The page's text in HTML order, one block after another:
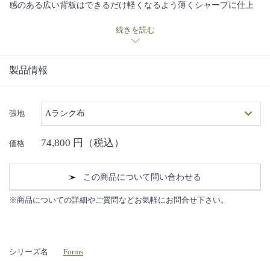
感のある広い背板はできるだけ軽くなるよう薄くシャープに仕上
シートにはダイメトロールという布バネを使用し、軽量化に貢
使いいただけるパールトーン加工(撥水・防汚加工)も合わせてお勧
オーク・ブラックウォールナットの2樹種対応
背板にかぶせるだけでソフトな掛け心地に変身する簡単着脱のク
■日進木工の手しごと・ものづくりへの想いの動画はこちら■
続きを読む
製品情報
張地 Aランク布
価格 74,800 円（税込）
この商品について問い合わせる
※商品についての詳細やご質問などお気軽にお問合せ下さい。
シリーズ名
Forms